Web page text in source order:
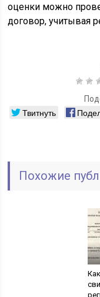
оценки можно
договор, учитывая
Твитнуть
Похожие